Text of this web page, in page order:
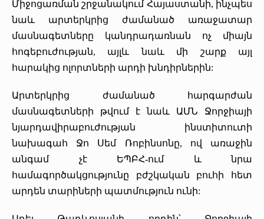
«Հերացի» արհեստակցական կազմակերպություն
«Հերացի» վերլուծական
Միջոցառման շրջանակում Հայաստանի, ինչպես
նաև արտերկրից ժամանած առաջատար
մասնագետները կանդրադառնան ոչ միայն
հոգեբուժության, այլև նաև մի շարք այլ
հարակից ոլորտների արդի խնդիրներին:
Արտերկրից ժամանած հարգարժան
մասնագետների թվում է նաև ԱՄՆ Ջորջիայի
նյարդավիրաբուժության ինստիտուտի
նախագահ Ջո Սեմ Ռոբինսոնը, ով առաջին
անգամ չէ ԵՊԲՀ-ում և նրա
համագործակցությունը բժշկական բուհի հետ
արդեն տարիների պատմություն ունի: